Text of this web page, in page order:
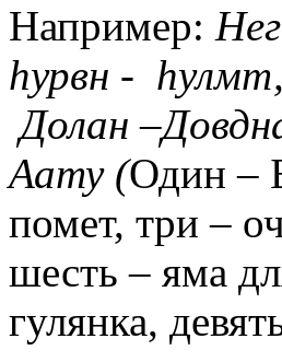
Например:
hурвн -
Долан
Аату (Один –
помет, три –
шесть – яма
гулянка,